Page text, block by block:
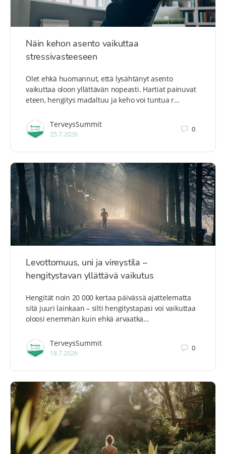
Näin kehon asento vaikuttaa
stressivasteeseen
Olet ehkä huomannut, että lysähtänyt asento
vaikuttaa oloon yllättävän nopeasti. Hartiat painuvat
eteen, hengitys madaltuu ja keho voi tuntua r…
TerveysSummit
25.7.2026
0
Levottomuus, uni ja vireystila –
hengitystavan yllättävä vaikutus
Hengität noin 20 000 kertaa päivässä ajattelematta
sitä juuri lainkaan – silti hengitystapasi voi vaikuttaa
oloosi enemmän kuin ehkä arvaatka…
TerveysSummit
18.7.2026
0